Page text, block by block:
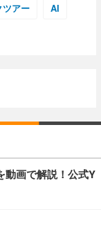
ツアー AI
動画で解説！公式Y